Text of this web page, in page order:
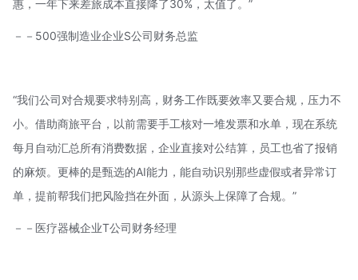
惠，一年下来差旅成本直接降了30%，太值了。”
－－500强制造业企业S公司财务总监
“我们公司对合规要求特别高，财务工作既要效率又要合规，压力不
小。借助商旅平台，以前需要手工核对一堆发票和水单，现在系统
每月自动汇总所有消费数据，企业直接对公结算，员工也省了报销
的麻烦。更棒的是甄选的AI能力，能自动识别那些虚假或者异常订
单，提前帮我们把风险挡在外面，从源头上保障了合规。”
－－医疗器械企业T公司财务经理